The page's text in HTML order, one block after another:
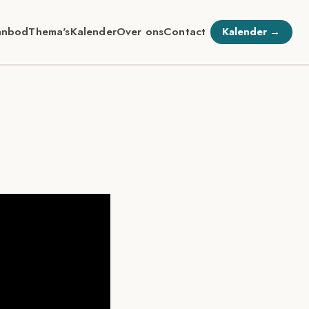
Thema'sKalenderOver onsContact Kalender →